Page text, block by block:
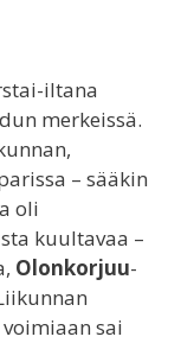
iltana
merkeissä.
– sääkin
oli
kuultavaa –
Olonkorjuu-
sai